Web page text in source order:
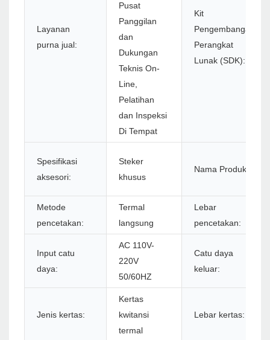
Layanan
purna jual:
Pusat
Panggilan
dan
Dukungan
Teknis On-
Line,
Pelatihan
dan Inspeksi
Di Tempat
Kit
Pengembangan
Perangkat
Lunak (SDK):
Spesifikasi
aksesori:
Steker
khusus
Nama Produk:
Metode
pencetakan:
Termal
langsung
Lebar
pencetakan:
Input catu
daya:
AC 110V-
220V
50/60HZ
Catu daya
keluar:
Jenis kertas:
Kertas
kwitansi
termal
Lebar kertas: